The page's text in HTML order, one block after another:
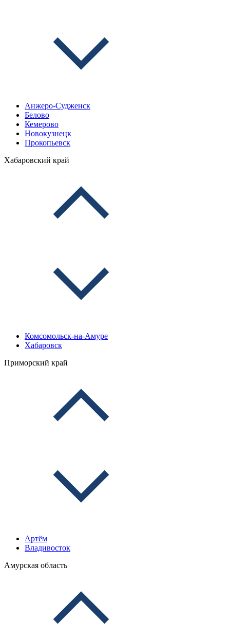
Анжеро-Судженск
Белово
Кемерово
Новокузнецк
Прокопьевск
Хабаровский край
Комсомольск-на-Амуре
Хабаровск
Приморский край
Артём
Владивосток
Амурская область